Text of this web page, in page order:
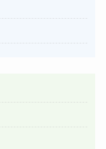
まとめ
売ってる？ネット